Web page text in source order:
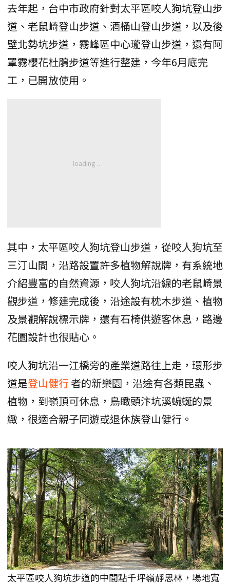
去年起，台中市政府針對太平區咬人狗坑登山步
道、老鼠崎登山步道、酒桶山登山步道，以及後
壁北勢坑步道，霧峰區中心瓏登山步道，還有阿
罩霧櫻花杜鵑步道等進行整建，今年6月底完
工，已開放使用。
其中，太平區咬人狗坑登山步道，從咬人狗坑至
三汀山間，沿路設置許多植物解說牌，有系統地
介紹豐富的自然資源，咬人狗坑沿線的老鼠崎景
觀步道，修建完成後，沿途設有枕木步道、植物
及景觀解說標示牌，還有石椅供遊客休息，路邊
花園設計也很貼心。
咬人狗坑沿一江橋旁的產業道路往上走，環形步
道是登山健行者的新樂園，沿途有各類昆蟲、
植物，到嶺頂可休息，鳥瞰頭汴坑溪蜿蜒的景
緻，很適合親子同遊或退休族登山健行。
太平區咬人狗坑步道的中間點千坪嶺靜思林，場地寬